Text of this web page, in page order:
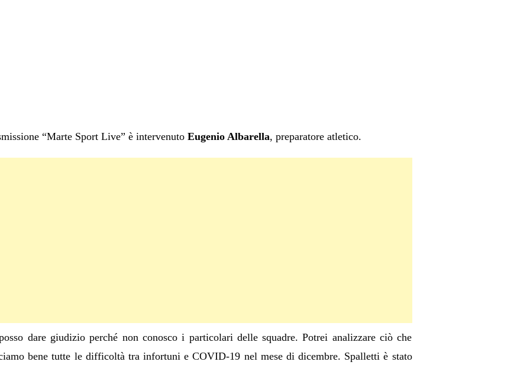
“Marte Sport Live” è intervenuto Eugenio Albarella, preparatore atletico.
dare giudizio perché non conosco i particolari delle squadre. Potrei analizzare ciò che
bene tutte le difficoltà tra infortuni e COVID-19 nel mese di dicembre. Spalletti è stato